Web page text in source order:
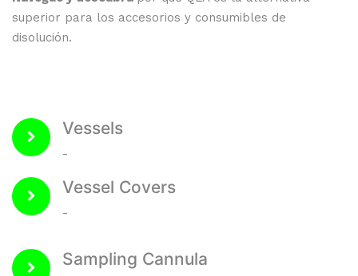
superior para los accesorios y consumibles de
disolución.
Vessels
-
Vessel Covers
-
Sampling Cannula